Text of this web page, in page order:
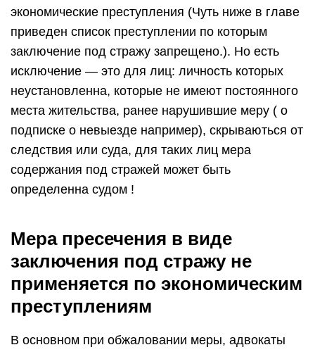
экономические преступления (Чуть ниже в главе
приведен список преступлении по которым
заключение под стражу запрещено.). Но есть
исключение — это для лиц: личность которых
неустановленна, которые не имеют постоянного
места жительства, ранее нарушившие меру ( о
подписке о невыезде например), скрываються от
следствия или суда, для таких лиц мера
содержания под стражей может быть
определенна судом !
Мера пресечения в виде
заключения под стражу не
применяется по экономическим
преступлениям
В основном при обжаловании меры, адвокаты